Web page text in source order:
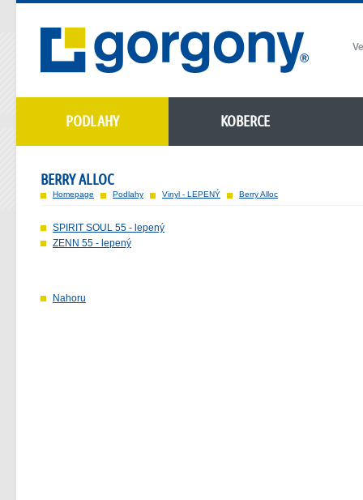
BERRY ALLOC
Homepage Podlahy Vinyl - LEPENÝ Berry Alloc
SPIRIT SOUL 55 - lepený
ZENN 55 - lepený
Nahoru
PODLAHY KOBERCE